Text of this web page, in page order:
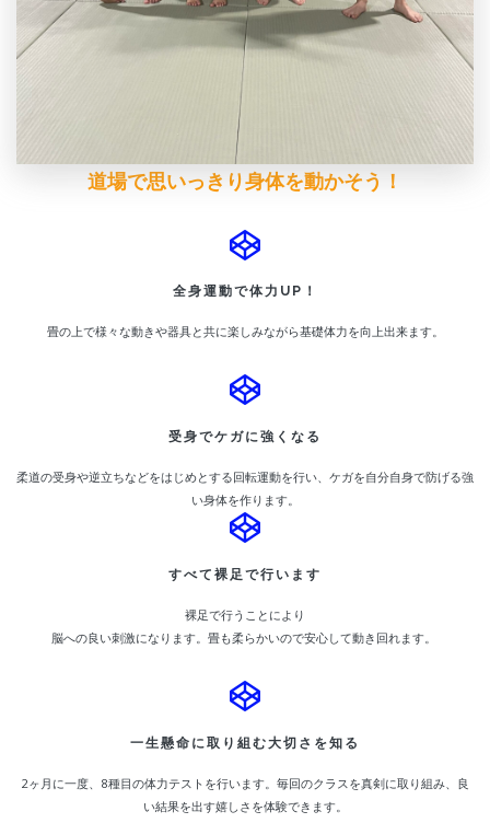
道場で思いっきり身体を動かそう！
全身運動で体力UP！
畳の上で様々な動きや器具と共に楽しみながら基礎体力を向上出来ます。
受身でケガに強くなる
柔道の受身や逆立ちなどをはじめとする回転運動を行い、ケガを自分自身で防げる強
い身体を作ります。
すべて裸足で行います
裸足で行うことにより
脳への良い刺激になります。畳も柔らかいので安心して動き回れます。
一生懸命に取り組む大切さを知る
2ヶ月に一度、8種目の体力テストを行います。毎回のクラスを真剣に取り組み、良
い結果を出す嬉しさを体験できます。